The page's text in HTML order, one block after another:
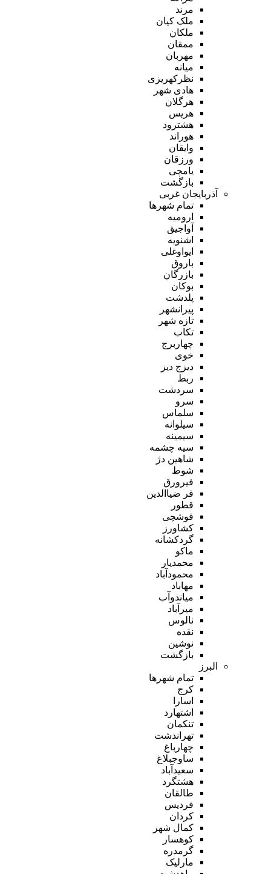
مرند
ملک کیان
ملکان
ممقان
مهربان
میانه
نظرکهریزی
هادی شهر
هرگلان
هریس
هشترود
هوراند
وایقان
ورزقان
یامچی
بازگشت
آذربایجان غربی
تمام شهر‌ها
ارومیه
آواجیق
اشنویه
ایواوغلی
باروق
بازرگان
بوکان
پلدشت
پیرانشهر
تازه شهر
تکاب
چهاربرج
خوی
دیزج دیز
ربط
سردشت
سرو
سلماس
سیلوانه
سیمینه
سیه چشمه
شاهین دژ
شوط
فیرورق
قر ضیاالدین
قطور
قوشچی
کشاورز
گردکشانه
ماکو
محمدیار
محمودآباد
مهاباد
میاندوآب
میرآباد
نالوس
نقده
نوشین
بازگشت
البرز
تمام شهر‌ها
کرج
اسارا
اشتهارد
تنکمان
تهراندشت
چهارباغ
ساوجبلاغ
سعیدآباد
هشتگرد
طالقان
فردیس
کردان
کمال شهر
کوهسار
گرمدره
مارلیک